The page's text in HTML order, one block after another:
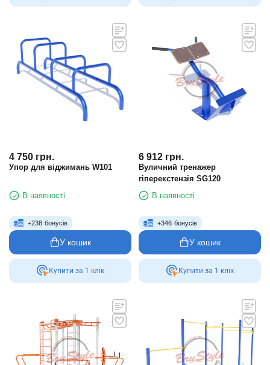
4 750 грн.
Упор для віджимань W101
В наявності
+238 бонусів
У кошик
Купити за 1 клiк
6 912 грн.
Вуличний тренажер
гіперекстензія SG120
В наявності
+346 бонусів
У кошик
Купити за 1 клiк